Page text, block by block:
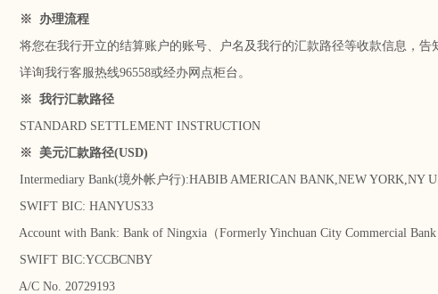
※ 办理流程
将您在我行开立的结算账户的账号、户名及我行的汇款路径等收款信息，告
详询我行客服热线96558或经办网点柜台。
※ 我行汇款路径
STANDARD SETTLEMENT INSTRUCTION
※ 美元汇款路径(USD)
Intermediary Bank(境外帐户行):HABIB AMERICAN BANK,NEW YORK,NY
SWIFT BIC: HANYUS33
Account with Bank: Bank of Ningxia（Formerly Yinchuan City Commercial
SWIFT BIC:YCCBCNBY
A/C No. 20729193